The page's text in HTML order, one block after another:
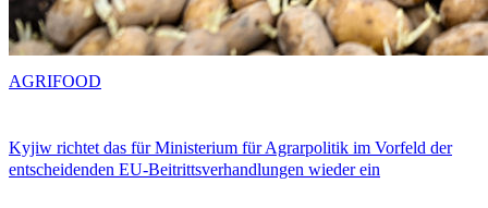
Kyjiw richtet das für Ministerium für Agrarpolitik im Vorfeld der
entscheidenden EU-Beitrittsverhandlungen wieder ein
AGRIFOOD